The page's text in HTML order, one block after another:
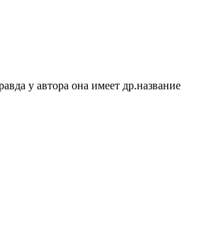
у автора она имеет др.название